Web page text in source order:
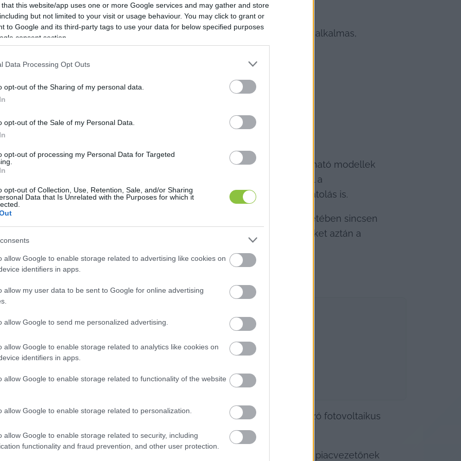
that this website/app uses one or more Google services and may gather and store
but not limited to your visit or usage behaviour. You may click to grant or
to Google and its third-party tags to use your data for below specified purposes
consent section.
Data Processing Opt Outs
opt-out of the Sharing of my personal data.
opt-out of the Sale of my Personal Data.
opt-out of processing my Personal Data for Targeted
opt-out of Collection, Use, Retention, Sale, and/or Sharing
Data that Is Unrelated with the Purposes for which it
allow Google to enable storage related to advertising like cookies on
identifiers in apps.
allow my user data to be sent to Google for online advertising
allow Google to send me personalized advertising.
allow Google to enable storage related to analytics like cookies on
identifiers in apps.
allow Google to enable storage related to functionality of the website
allow Google to enable storage related to personalization.
allow Google to enable storage related to security, including
functionality and fraud prevention, and other user protection.
kell tudni ezekről az eszközökről. Kitérünk arra, hogy melyik és mire alkalmas,
márka termékei a legjobb választások.
között
számos minőségi és márkás darabot találhatunk. Az itt kapható modellek
II (Type II), valamint VPU III Type III) változatokról egyaránt. Ezekkel a
csökkenthetőek a túlfeszültség okozta károk, de még a zavarbecsatolás is.
megoldást nyújtanak, ha védelemre van szükség. Egyik fajta esetében sincsen
tesztelése minden esetben termékszabvány szerint történik, amiket aztán a
készít különféle termékeket. Ez annyit tesz, hogy legyen szó fotovoltaikus
megfelelő szabvánnyal ellátott speciális kellékeket.
ezen a területen. Megbízhatóságuk és szakértelmük miatt ma már piacvezetőnek